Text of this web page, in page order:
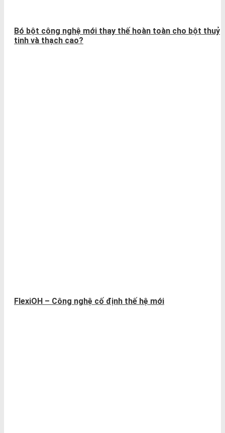
Bó bột công nghệ mới thay thế hoàn toàn cho bột thuỷ
tinh và thạch cao?
FlexiOH – Công nghệ cố định thế hệ mới